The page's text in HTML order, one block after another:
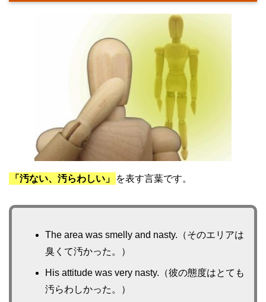
「汚ない、汚らわしい」 を表す言葉です。
The area was smelly and nasty.（そのエリアは
臭くて汚かった。）
His attitude was very nasty.（彼の態度はとても
汚らわしかった。）